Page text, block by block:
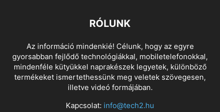
RÓLUNK
Az információ mindenkié! Célunk, hogy az egyre
gyorsabban fejlődő technológiákkal, mobiletelefonokkal,
mindenféle kütyükkel naprakészek legyetek, különböző
termékeket ismertethessünk meg veletek szövegesen,
illetve videó formájában.
Kapcsolat: info@tech2.hu